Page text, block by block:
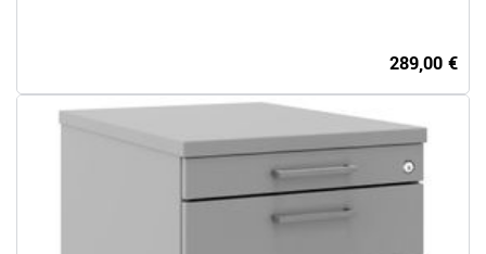
289,00 €